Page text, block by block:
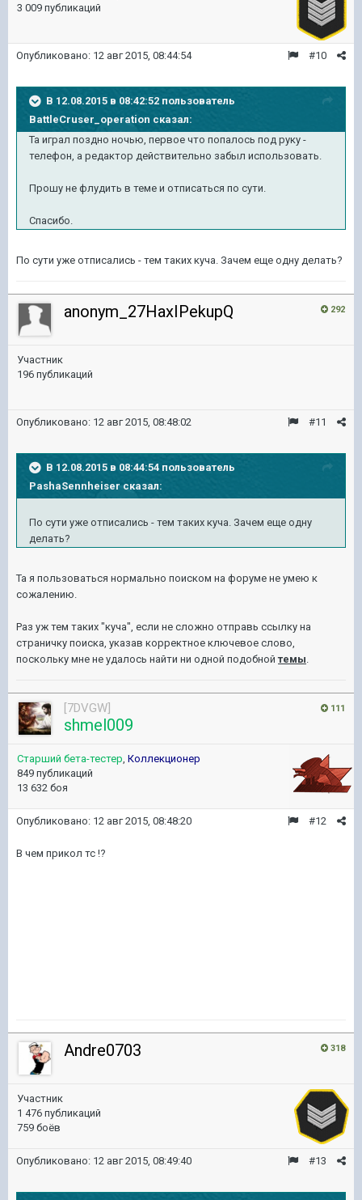
3 009 публикаций
#10
Опубликовано: 12 авг 2015, 08:44:54
В 12.08.2015 в 08:42:52 пользователь
BattleCruser_operation сказал:
Та играл поздно ночью, первое что попалось под руку -
телефон, а редактор действительно забыл использовать.
Прошу не флудить в теме и отписаться по сути.
Спасибо.
По сути уже отписались - тем таких куча. Зачем еще одну делать?
292
anonym_27HaxIPekupQ
Участник
196 публикаций
#11
Опубликовано: 12 авг 2015, 08:48:02
В 12.08.2015 в 08:44:54 пользователь
PashaSennheiser сказал:
По сути уже отписались - тем таких куча. Зачем еще одну
делать?
Та я пользоваться нормально поиском на форуме не умею к
сожалению.
Раз уж тем таких "куча", если не сложно отправь ссылку на
страничку поиска, указав корректное ключевое слово,
поскольку мне не удалось найти ни одной подобнойтемы
111
[7DVGW]
shmel009
Старший бета-тестер Коллекционер
849 публикаций
13 632 боя
#12
Опубликовано: 12 авг 2015, 08:48:20
В чем прикол тс !?
318
Andre0703
Участник
1 476 публикаций
759 боёв
#13
Опубликовано: 12 авг 2015, 08:49:40